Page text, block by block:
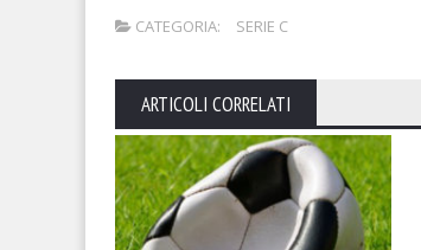
CATEGORIA: SERIE C
ARTICOLI CORRELATI